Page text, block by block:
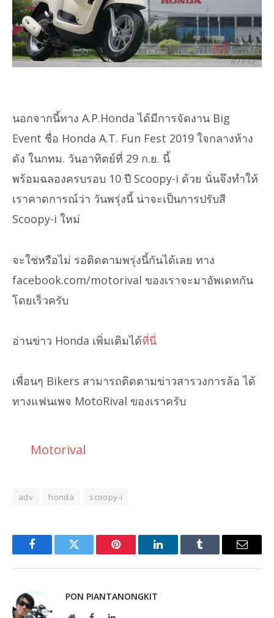
นอกจากนี้ทาง A.P.Honda ได้มีการจัดงาน Big
Event ชื่อ Honda A.T. Fun Fest 2019 ใจกลางห้าง
ดัง ในกทม. วันอาทิตย์ที่ 29 ก.ย. นี้
พร้อมฉลองครบรอบ 10 ปี Scoopy-i ด้วย นั่นจึงทำให้
เราคาดการณ์ว่า วันพรุ่งนี้ น่าจะเป็นการปรับสี
Scoopy-i ใหม่
จะใช่หรือไม่ รอติดตามพรุ่งนี้กันได้เลย ทาง
facebook.com/motorival ของเราจะมาอัพเดทกัน
โดยเร็วครับ
อ่านข่าว Honda เพิ่มเติมได้ที่นี่
เพื่อนๆ Bikers สามารถติดตามข่าวสารวงการล้อ ได้
ทางแฟนเพจ MotoRival ของเราครับ
Motorival
adv honda scoopy-i
FacebookTwitter Pinterest LinkedInTumblr Email
PON PIANTANONGKIT